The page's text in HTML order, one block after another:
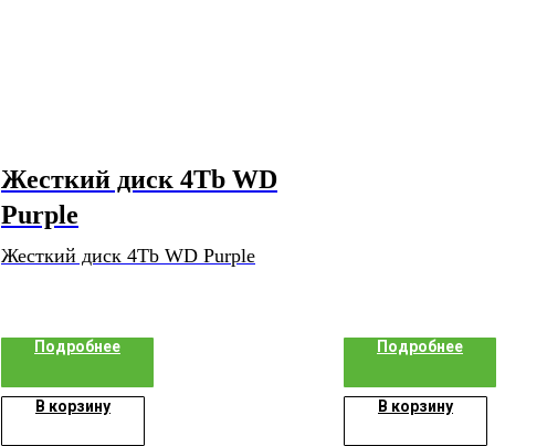
Жесткий диск 4Tb WD
Purple
Жесткий диск 4Tb WD Purple
Подробнее
В корзину
Подробнее
В корзину